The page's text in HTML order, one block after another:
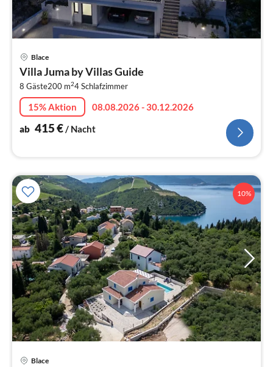
Blace
Villa Juma by Villas Guide
8 Gäste200 m24Schlafzimmer
15% Aktion
08.08.2026 - 30.12.2026
ab 415€/ Nacht
10%
Blace